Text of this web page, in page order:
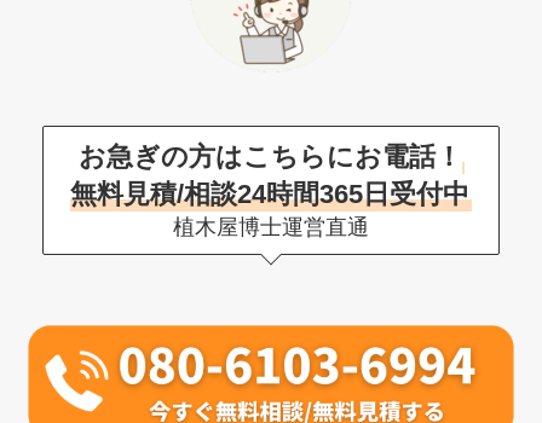
お急ぎの方はこちらにお電話！
無料見積/相談24時間365日受付中
植木屋博士運営直通